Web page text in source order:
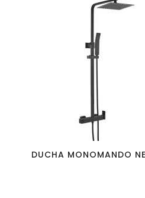
favorite_border
DUCHA MONOMANDO